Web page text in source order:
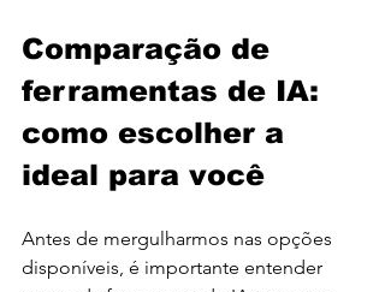
Comparação de
ferramentas de IA:
como escolher a
ideal para você
Antes de mergulharmos nas opções
disponíveis, é importante entender